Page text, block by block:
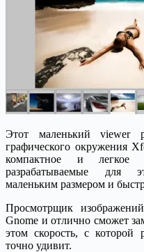
Этот маленький viewer
графического окружения
компактное и легкое
разрабатываемые для
маленьким размером и
Просмотрщик
Gnome и отлично сможет
этом скорость, с которой
точно удивит.